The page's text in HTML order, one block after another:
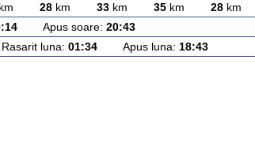
km 28 km 33 km 35 km 28 km
Apus soare: 20:43
luna: 01:34 Apus luna: 18:43